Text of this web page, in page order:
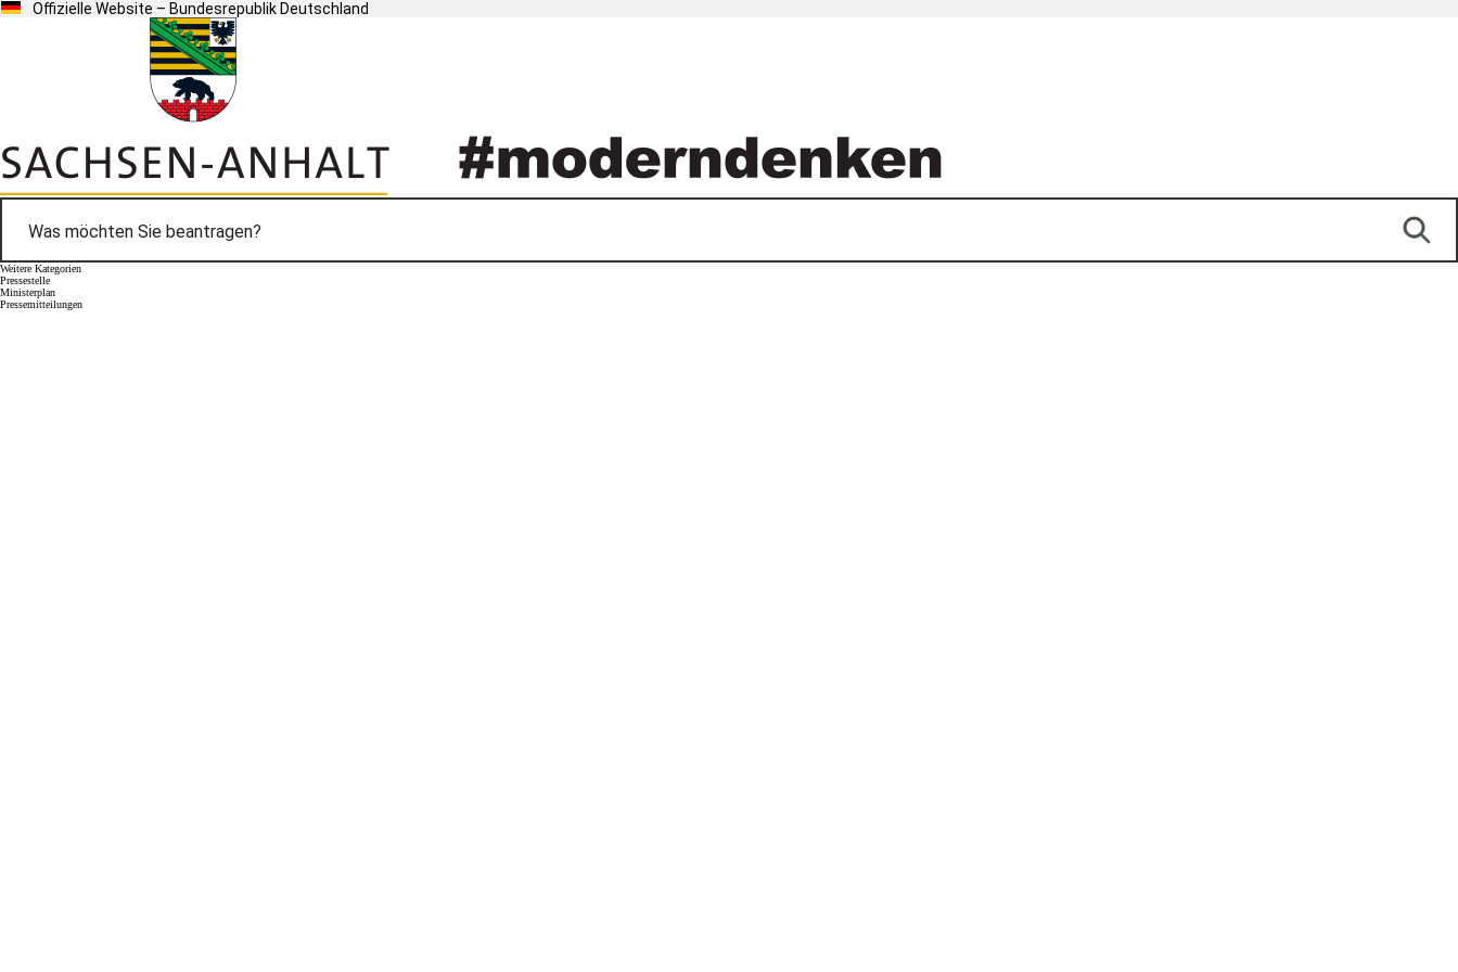
Offizielle Website – Bundesrepublik Deutschland
Weitere Kategorien
Pressestelle
Ministerplan
Pressemitteilungen